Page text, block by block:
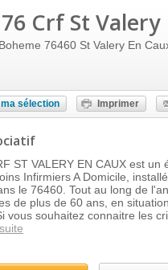
76 Crf St Valery
76460 St Valery En
sélection Imprimer
ST VALERY EN CAUX est un
Infirmiers A Domicile,
le 76460. Tout au long de
de plus de 60 ans, en
vous souhaitez connaitre les